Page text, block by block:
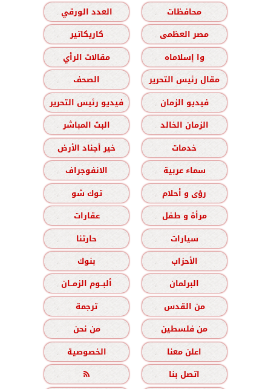
محافظات
العدد الورقي
مصر العظمى
كاريكاتير
وا إسلاماه
مقالات الرأي
مقال رئيس التحرير
الصحف
فيديو الزمان
فيديو رئيس التحرير
الزمان الخالد
البث المباشر
خدمات
خير أجناد الأرض
سماء عربية
الانفوجراف
رؤى و أحلام
توك شو
مرأة و طفل
عقارات
سيارات
حارتنا
الأحزاب
بنوك
البرلمان
ألبــوم الزمــان
من القدس
ترجمة
من فلسطين
من نحن
اعلن معنا
الخصوصية
اتصل بنا
